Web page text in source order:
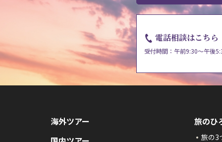
電話相談はこちら
受付時間：午前9:30～午後
海外ツアー
旅のひ
旅の3